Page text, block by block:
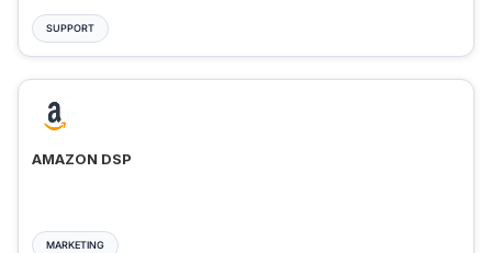
SUPPORT
AMAZON DSP
MARKETING